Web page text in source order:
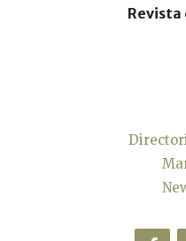
Revista